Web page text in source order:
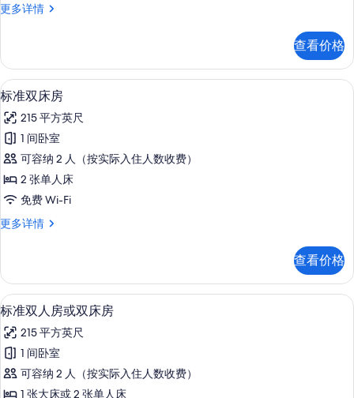
的
有
照
片
更多详情
标
房
更
多
息
查看价格
显
示
标
准
双
床
的
有
照
片
高档床上用品、客房内保险箱、办公
5
标准双床房
215 平方英尺
1 间卧室
可容纳 2 人（按实际入住人数收费）
2 张单人床
免费 Wi-Fi
更多详情
标
房
更
多
息
查看价格
显
示
标
准
双
高档床上用品、客房内保险箱、办公
6
标准双人房或双床房
215 平方英尺
1 间卧室
可容纳 2 人（按实际入住人数收费）
1 张大床或 2 张单人床